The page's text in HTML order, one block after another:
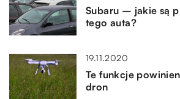
Subaru – jakie są
tego auta?
19.11.2020
Te funkcje
dron